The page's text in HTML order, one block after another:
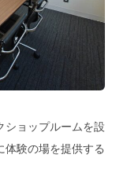
ショップルームを設
体験の場を提供する